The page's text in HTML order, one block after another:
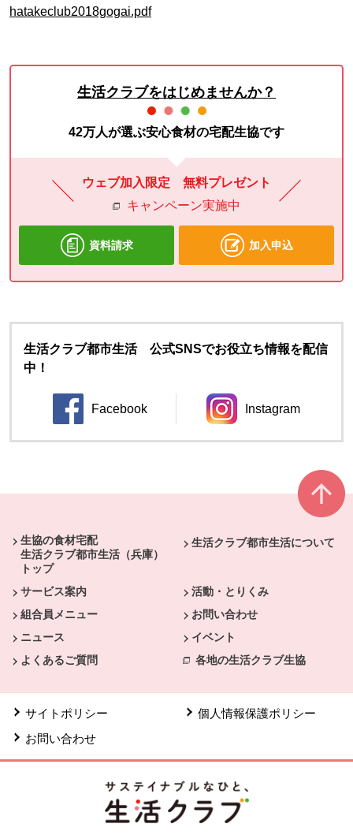
hatakeclub2018gogai.pdf
生活クラブをはじめませんか？
42万人が選ぶ安心食材の宅配生協です
ウェブ加入限定 無料プレゼント
キャンペーン実施中
資料請求 加入申込
生活クラブ都市生活 公式SNSでお役立ち情報を配信
中！
Facebook
別のウィンドウで開きます。
Instagram
別のウィンドウ
生協の食材宅配
生活クラブ都市生活（兵庫）
トップ
生活クラブ都市生活について
サービス案内
活動・とりくみ
組合員メニュー
お問い合わせ
ニュース
イベント
よくあるご質問
各地の生活クラブ生協
サイトポリシー
個人情報保護ポリシー
お問い合わせ